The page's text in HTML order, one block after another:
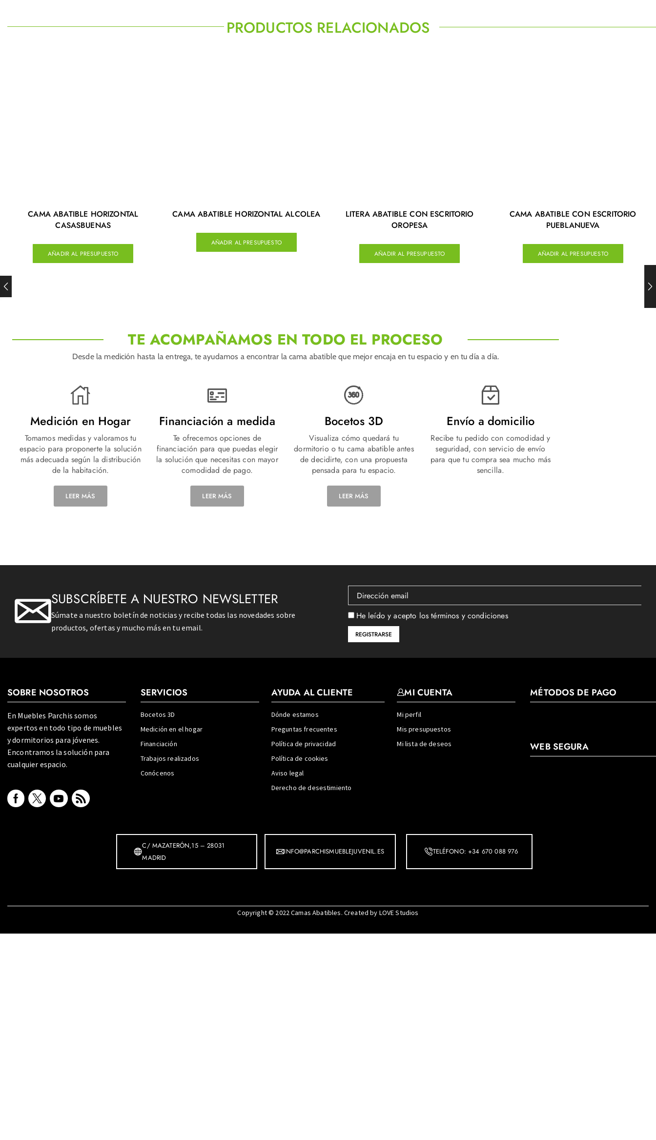
PRODUCTOS RELACIONADOS
CAMA ABATIBLE HORIZONTAL
CASASBUENAS
AÑADIR AL PRESUPUESTO
CAMA ABATIBLE HORIZONTAL ALCOLEA
AÑADIR AL PRESUPUESTO
LITERA ABATIBLE CON ESCRITORIO
OROPESA
AÑADIR AL PRESUPUESTO
CAMA ABATIBLE CON ESCRITORIO
PUEBLANUEVA
AÑADIR AL PRESUPUESTO
TE ACOMPAÑAMOS EN TODO EL PROCESO
Desde la medición hasta la entrega, te ayudamos a encontrar la cama abatible que mejor encaja en tu espacio y en tu día a día.
Medición en Hogar
Tomamos medidas y valoramos tu
espacio para proponerte la solución
más adecuada según la distribución
de la habitación.
LEER MÁS
Financiación a medida
Te ofrecemos opciones de
financiación para que puedas elegir
la solución que necesitas con mayor
comodidad de pago.
LEER MÁS
Bocetos 3D
Visualiza cómo quedará tu
dormitorio o tu cama abatible antes
de decidirte, con una propuesta
pensada para tu espacio.
LEER MÁS
Envío a domicilio
Recibe tu pedido con comodidad y
seguridad, con servicio de envío
para que tu compra sea mucho más
sencilla.
SUBSCRÍBETE A NUESTRO NEWSLETTER
Súmate a nuestro boletín de noticias y recibe todas las novedades sobre
productos, ofertas y mucho más en tu email.
He leído y acepto los términos y condiciones
SOBRE NOSOTROS
En Muebles Parchis somos
expertos en todo tipo de muebles
y dormitorios para jóvenes.
Encontramos la solución para
cualquier espacio.
SERVICIOS
Bocetos 3D
Medición en el hogar
Financiación
Trabajos realizados
Conócenos
AYUDA AL CLIENTE
Dónde estamos
Preguntas frecuentes
Política de privacidad
Política de cookies
Aviso legal
Derecho de desestimiento
MI CUENTA
Mi perfil
Mis presupuestos
Mi lista de deseos
MÉTODOS DE PAGO
WEB SEGURA
C/ MAZATERÓN,15 – 28031
MADRID
INFO@PARCHISMUEBLEJUVENIL.ES TELÉFONO: +34 670 088 976
Copyright © 2022Camas Abatibles. Created by LOVE Studios